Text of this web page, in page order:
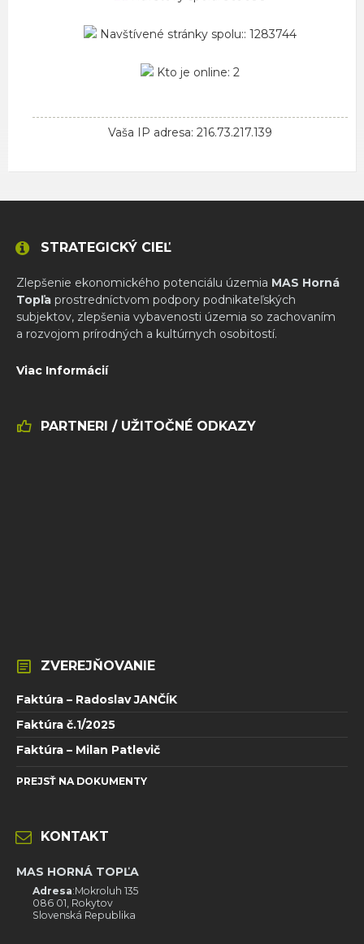
Navštívené stránky spolu:: 1283744
Kto je online: 2
Vaša IP adresa: 216.73.217.139
STRATEGICKÝ CIEĽ
Zlepšenie ekonomického potenciálu územia MAS Horná
Topľa prostredníctvom podpory podnikateľských
subjektov, zlepšenia vybavenosti územia so zachovaním
a rozvojom prírodných a kultúrnych osobitostí.
Viac Informácií
PARTNERI / UŽITOČNÉ ODKAZY
ZVEREJŇOVANIE
Faktúra – Radoslav JANČÍK
Faktúra č.1/2025
Faktúra – Milan Patlevič
PREJSŤ NA DOKUMENTY
KONTAKT
MAS HORNÁ TOPĽA
Adresa:Mokroluh 135
086 01, Rokytov
Slovenská Republika